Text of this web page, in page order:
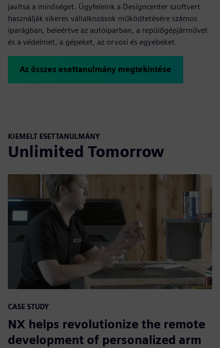
javítsa a minőséget. Ügyfeleink a Designcenter szoftvert
használják sikeres vállalkozások működtetésére számos
iparágban, beleértve az autóiparban, a repülőgépjárművet
és a védelmet, a gépeket, az orvosi és egyebeket.
Az összes esettanulmány megtekintése
KIEMELT ESETTANULMÁNY
Unlimited Tomorrow
CASE STUDY
NX helps revolutionize the remote
development of personalized arm